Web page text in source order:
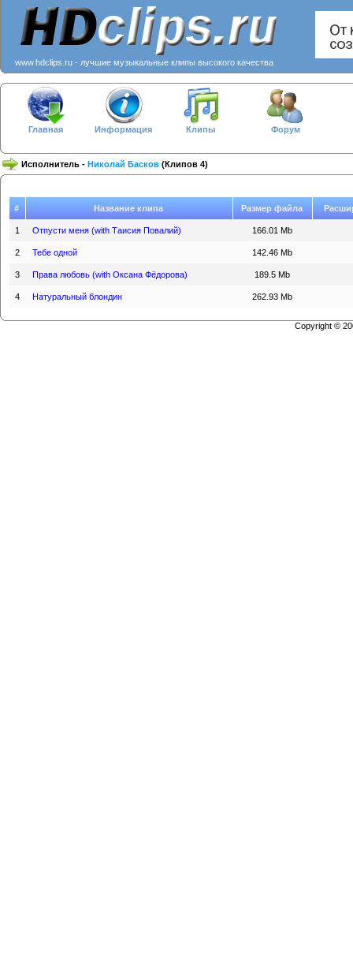
www.hdclips.ru - лучшие музыкальные клипы высокого качества
Главная Информация Клипы Форум
Исполнитель - Николай Басков (Клипов 4)
# Название клипа Размер файла
1 Отпусти меня (with Таисия Повалий) 166.01 Mb
2 Тебе одной 142.46 Mb
3 Права любовь (with Оксана Фёдорова) 189.5 Mb
4 Натуральный блондин 262.93 Mb
Copyright ©